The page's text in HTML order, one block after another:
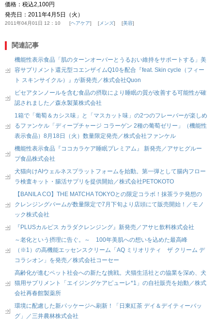
価格：税込2,100円
発売日：2011年4月5日（火）
2011年04月01日 12：10 ヘアケア メンズ 美容
関連記事
機能性表示食品「肌のターンオーバーとうるおい維持をサポートする」美
容サプリメント還元型コエンザイムQ10を配合『feat. Skin cycle（フィー
ト スキンサイクル）』が新発売／株式会社Quon
ピセアタンノールを含む食品の摂取により睡眠の質が改善する可能性が確
認されました／森永製菓株式会社
1箱で「葡萄＆カシス味」と「マスカット味」の2つのフレーバーが楽しめ
るファンケル「ディープチャージ コラーゲン 2種の葡萄ゼリー」（機能性
表示食品）8月18日（火）数量限定発売／株式会社ファンケル
機能性表示食品『ココカラケア睡眠プレミアム』 新発売／アサヒグルー
プ食品株式会社
犬猫向けAIウェルネスプラットフォームを始動。第一弾として腸内フロー
ラ検査キット・腸活サプリを提供開始／株式会社PETOKOTO
【BANILA CO】THE MATCHA TOKYOとの限定コラボ！抹茶ラテ発想の
クレンジングバームが数量限定で7月下旬より店頭にて販売開始！／モノ
ック株式会社
『PLUSカルピス カラダクレンジング』新発売／アサヒ飲料株式会社
～老化という摂理に告ぐ。～ 100年美肌への想いを込めた最高峰
（※1）の高機能エッセンスクリーム「AQ ミリオリティ ザ クリーム デ
コラシオン」を発売／株式会社コーセー
高齢化が進むペット社会への新たな挑戦。犬猫生活社との協業を深め、犬
猫用サプリメント「エイジングケアピューレ*1」の自社販売を始動／株式
会社再春館製薬所
環境に配慮した新パッケージへ刷新！「日東紅茶 デイ＆デイティーバッ
グ」／三井農林株式会社